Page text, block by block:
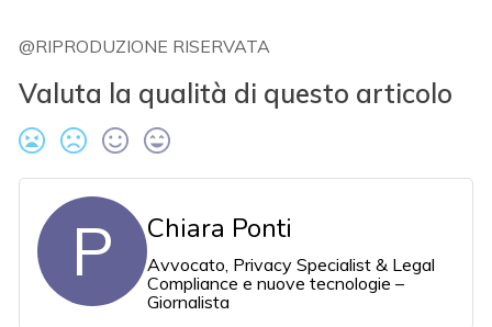
@RIPRODUZIONE RISERVATA
Valuta la qualità di questo articolo
P Chiara Ponti
Avvocato, Privacy Specialist & Legal
Compliance e nuove tecnologie –
Giornalista